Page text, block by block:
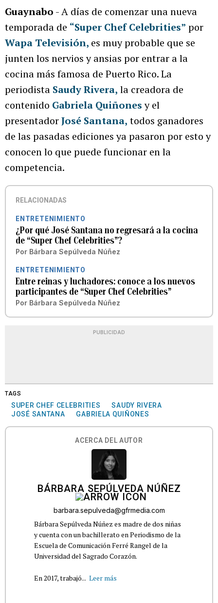
Guaynabo - A días de comenzar una nueva
temporada de “Super Chef Celebrities” por
Wapa Televisión, es muy probable que se
junten los nervios y ansias por entrar a la
cocina más famosa de Puerto Rico. La
periodista Saudy Rivera, la creadora de
contenido Gabriela Quiñones y el
presentadorJosé Santana, todos ganadores
de las pasadas ediciones ya pasaron por esto y
conocen lo que puede funcionar en la
competencia.
RELACIONADAS
ENTRETENIMIENTO
¿Por qué José Santana no regresará a la cocina
de “Super Chef Celebrities”?
Por Bárbara Sepúlveda Núñez
ENTRETENIMIENTO
Entre reinas y luchadores: conoce a los nuevos
participantes de “Super Chef Celebrities”
Por Bárbara Sepúlveda Núñez
PUBLICIDAD
TAGS
SUPER CHEF CELEBRITIES
SAUDY RIVERA
JOSÉ SANTANA
GABRIELA QUIÑONES
ACERCA DEL AUTOR
BÁRBARA SEPÚLVEDA NÚÑEZ
barbara.sepulveda@gfrmedia.com
Bárbara Sepúlveda Núñez es madre de dos niñas
y cuenta con un bachillerato en Periodismo de la
Escuela de Comunicación Ferré Rangel de la
Universidad del Sagrado Corazón.
En 2017, trabajó... Leer más